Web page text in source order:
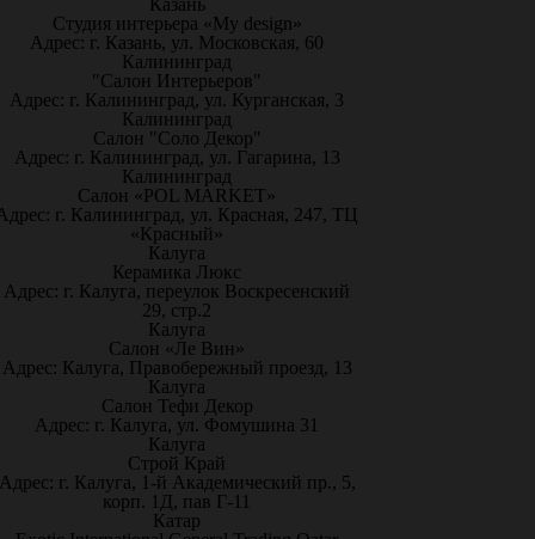
Казань
Студия интерьера «My design»
Адрес: г. Казань, ул. Московская, 60
Калининград
"Салон Интерьеров"
Адрес: г. Калининград, ул. Курганская, 3
Калининград
Салон "Соло Декор"
Адрес: г. Калининград, ул. Гагарина, 13
Калининград
Салон «POL MARKET»
г. Калининград, ул. Красная, 247, ТЦ
«Красный»
Калуга
Керамика Люкс
Адрес: г. Калуга, переулок Воскресенский
29, стр.2
Калуга
Салон «Ле Вин»
Адрес: Калуга, Правобережный проезд, 13
Калуга
Салон Тефи Декор
Адрес: г. Калуга, ул. Фомушина 31
Калуга
Строй Край
г. Калуга, 1-й Академический пр., 5,
корп. 1Д, пав Г-11
Катар